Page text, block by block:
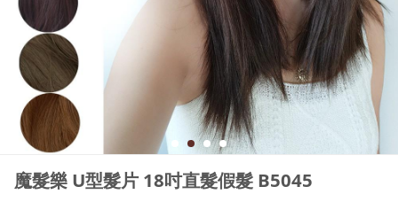
魔髮樂 U型髮片 18吋直髮假髮 B5045